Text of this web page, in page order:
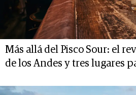
Más allá del Pisco Sour: el
de los Andes y tres lugares